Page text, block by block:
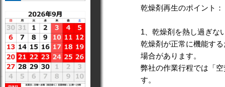
乾燥剤再生のポイント：
1、乾燥剤を熱し過ぎな
乾燥剤が正常に機能す
場合があります。
弊社の作業行程では「
す。